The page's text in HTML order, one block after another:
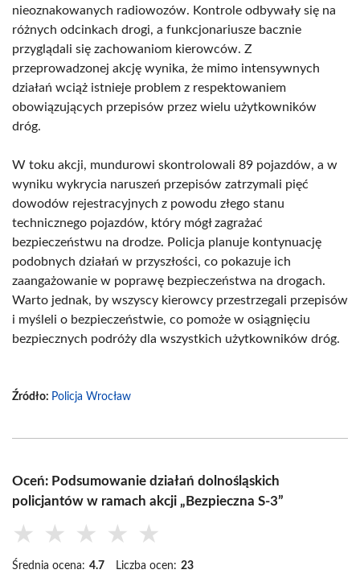
nieoznakowanych radiowozów. Kontrole odbywały się na
różnych odcinkach drogi, a funkcjonariusze bacznie
przyglądali się zachowaniom kierowców. Z
przeprowadzonej akcję wynika, że mimo intensywnych
działań wciąż istnieje problem z respektowaniem
obowiązujących przepisów przez wielu użytkowników
dróg.
W toku akcji, mundurowi skontrolowali 89 pojazdów, a w
wyniku wykrycia naruszeń przepisów zatrzymali pięć
dowodów rejestracyjnych z powodu złego stanu
technicznego pojazdów, który mógł zagrażać
bezpieczeństwu na drodze. Policja planuje kontynuację
podobnych działań w przyszłości, co pokazuje ich
zaangażowanie w poprawę bezpieczeństwa na drogach.
Warto jednak, by wszyscy kierowcy przestrzegali przepisów
i myśleli o bezpieczeństwie, co pomoże w osiągnięciu
bezpiecznych podróży dla wszystkich użytkowników dróg.
Źródło: Policja Wrocław
Oceń: Podsumowanie działań dolnośląskich
policjantów w ramach akcji „Bezpieczna S-3”
★ ★ ★ ★ ★
Średnia ocena: 4.7 Liczba ocen: 23